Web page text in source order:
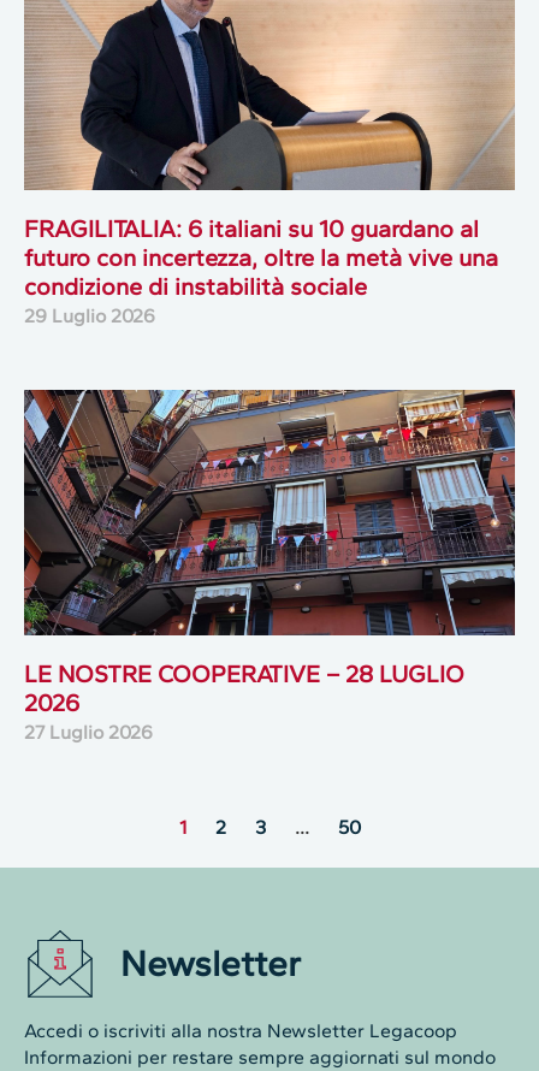
FRAGILITALIA: 6 italiani su 10 guardano al
futuro con incertezza, oltre la metà vive una
condizione di instabilità sociale
29 Luglio 2026
LE NOSTRE COOPERATIVE – 28 LUGLIO
2026
27 Luglio 2026
1 2 3 … 50
Newsletter
Accedi o iscriviti alla nostra Newsletter Legacoop
Informazioni per restare sempre aggiornati sul mondo